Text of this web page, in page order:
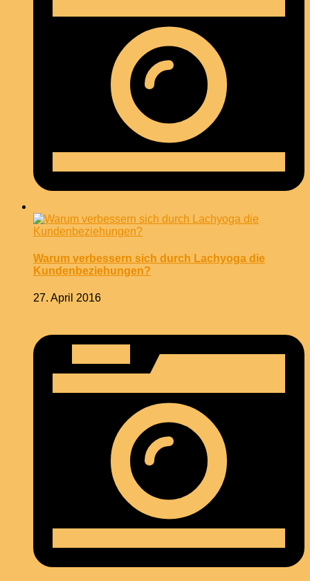
Warum verbessern sich durch Lachyoga die
Kundenbeziehungen?
27. April 2016